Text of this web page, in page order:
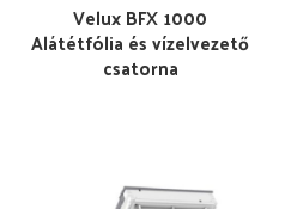
Velux BFX 1000
Alátétfólia és vízelvezető
csatorna